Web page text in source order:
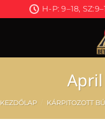
H-P: 9–18,
KEZDŐLAP KÁRPITOZOTT